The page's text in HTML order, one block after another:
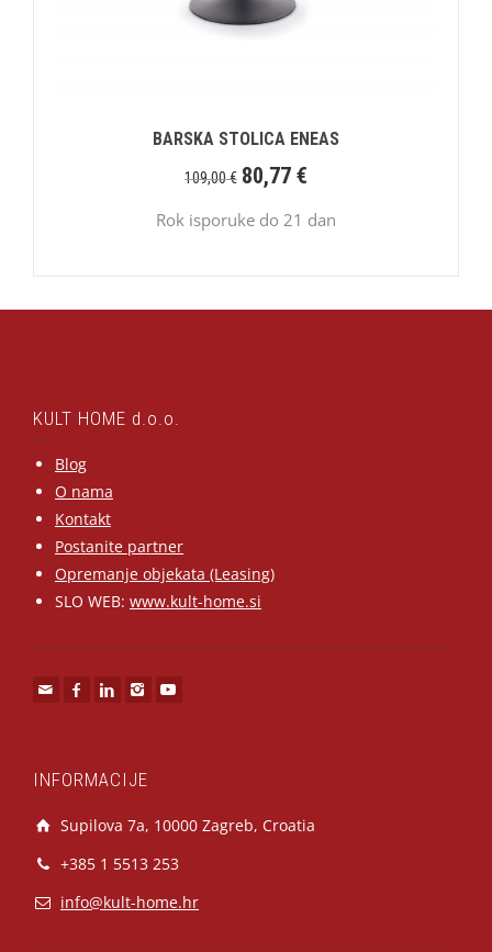
BARSKA STOLICA ENEAS
109,00€ 80,77 €
Rok isporuke do 21 dan
KULT HOME d.o.o.
Blog
O nama
Kontakt
Postanite partner
Opremanje objekata (Leasing)
SLO WEB: www.kult-home.si
INFORMACIJE
Supilova 7a, 10000 Zagreb, Croatia
+385 1 5513 253
info@kult-home.hr